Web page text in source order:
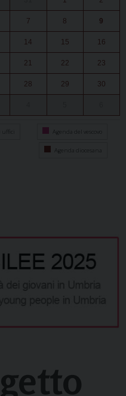
7 8 9
14 15 16
21 22 23
28 29 30
Agenda del vescovo
Agenda diocesana